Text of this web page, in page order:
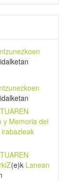
y Memoria del
(e)k Lanean